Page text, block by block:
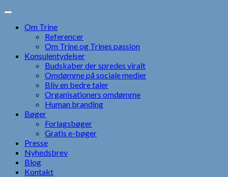
Skip
contentOm Trine
Referencer
Om Trine og Trines passion
Konsulentydelser
Budskaber der spredes viralt
Omdømme på sociale medier
Bliv en bedre taler
Organisationers omdømme
Human branding
Bøger
Forlagsbøger
Gratis e-bøger
Presse
Nyhedsbrev
Blog
Kontakt